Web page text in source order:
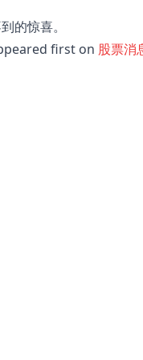
的惊喜。
first on 股票消